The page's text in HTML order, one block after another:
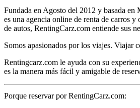
Fundada en Agosto del 2012 y basada
es una agencia online de renta de carros
de autos, RentingCarz.com entiende sus
Somos apasionados por los viajes. Viajar
Rentingcarz.com le ayuda con su
es la manera más fácil y amigable de
Porque reservar por RentingCarz.com: